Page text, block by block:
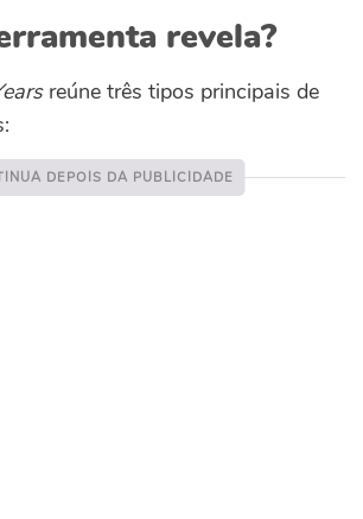
revela?
reúne três tipos principais de